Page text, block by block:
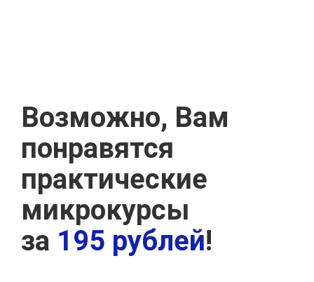
Возможно, Вам
понравятся
практические
микрокурсы
за 195 рублей!